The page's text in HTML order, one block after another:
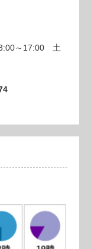
～17:00 土